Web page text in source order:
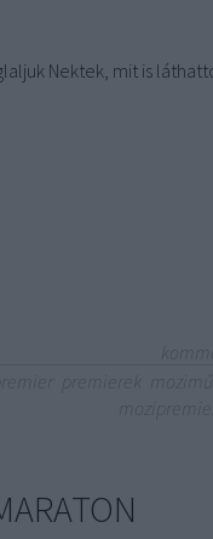
Nektek, mit is